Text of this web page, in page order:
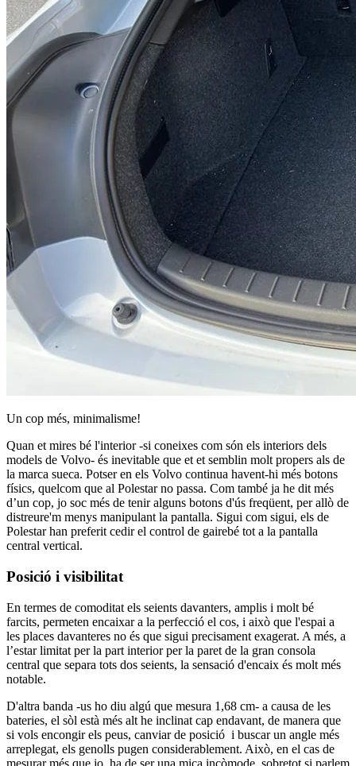
Un cop més, minimalisme!
Quan et mires bé l'interior -si coneixes com són els interiors dels
models de Volvo- és inevitable que et et semblin molt propers als de
la marca sueca. Potser en els Volvo continua havent-hi més botons
físics, quelcom que al Polestar no passa. Com també ja he dit més
d’un cop, jo soc més de tenir alguns botons d'ús freqüent, per allò de
distreure'm menys manipulant la pantalla. Sigui com sigui, els de
Polestar han preferit cedir el control de gairebé tot a la pantalla
central vertical.
Posició i visibilitat
En termes de comoditat els seients davanters, amplis i molt bé
farcits, permeten encaixar a la perfecció el cos, i això que l'espai a
les places davanteres no és que sigui precisament exagerat. A més, a
l’estar limitat per la part interior per la paret de la gran consola
central que separa tots dos seients, la sensació d'encaix és molt més
notable.
D'altra banda -us ho diu algú que mesura 1,68 cm- a causa de les
bateries, el sòl està més alt he inclinat cap endavant, de manera que
si vols encongir els peus, canviar de posició i buscar un angle més
arreplegat, els genolls pugen considerablement. Això, en el cas de
mesurar més que jo, ha de ser una mica incòmode, sobretot si parlem